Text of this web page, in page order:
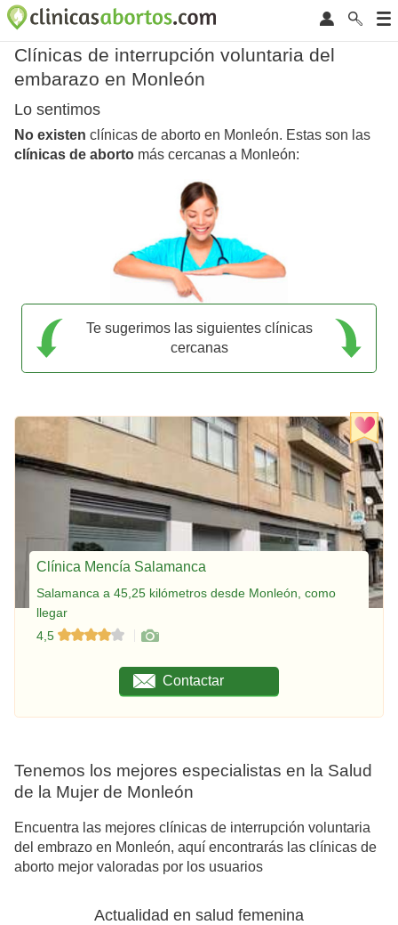
Clínicas de interrupción voluntaria del
embarazo en Monleón
Lo sentimos
No existen clínicas de aborto en Monleón. Estas son las
clínicas de aborto más cercanas a Monleón:
Te sugerimos las siguientes clínicas
cercanas
Clínica Mencía Salamanca
Salamanca a 45,25 kilómetros desde Monleón, como
llegar
4,5
Contactar
Tenemos los mejores especialistas en la Salud
de la Mujer de Monleón
Encuentra las mejores clínicas de interrupción voluntaria
del embrazo en Monleón, aquí encontrarás las clínicas de
aborto mejor valoradas por los usuarios
Actualidad en salud femenina